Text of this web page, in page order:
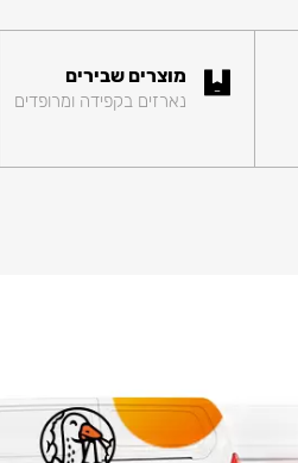
מוצרים שבירים
נארזים בקפידה ומרופדים